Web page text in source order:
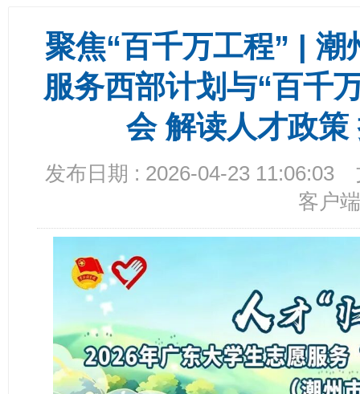
聚焦“百千万工程” |
服务西部计划与“百千
会 解读人才政策
发布日期 : 2026-04-23 11:06:03
客户端